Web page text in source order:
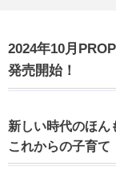
2024年10月
発売開始！
新しい時代のほん
これからの子育て